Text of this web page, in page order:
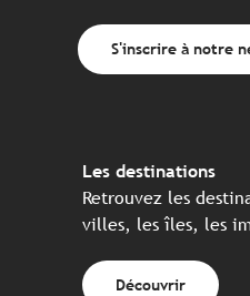
S'inscrire à notre
Les destinations
Retrouvez les
villes, les îles, les
Découvrir